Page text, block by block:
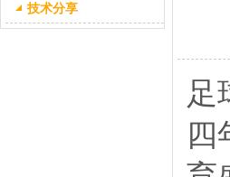
技术分享
足
四